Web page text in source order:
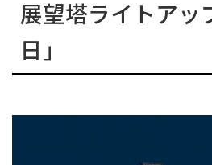
展望塔ライトアッ
日」